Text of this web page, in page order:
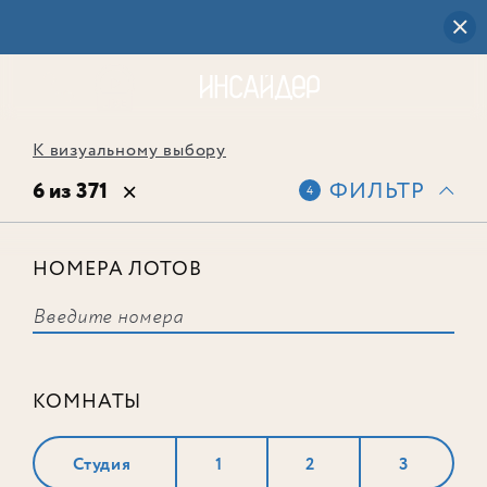
К визуальному выбору
6 из 371 4 ФИЛЬТР
НОМЕРА ЛОТОВ
КОМНАТЫ
Студия 1 2 3